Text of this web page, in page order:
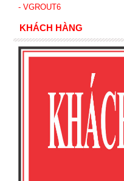
- VGROUT6
KHÁCH HÀNG